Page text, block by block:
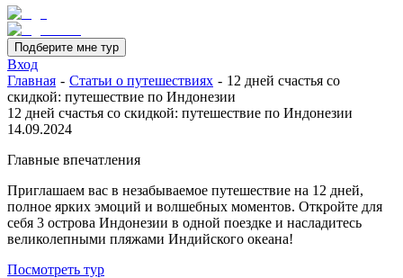
Подберите мне тур
Вход
Главная - Статьи о путешествиях - 12 дней счастья со
скидкой: путешествие по Индонезии
12 дней счастья со скидкой: путешествие по Индонезии
14.09.2024
Главные впечатления
Приглашаем вас в незабываемое путешествие на 12 дней,
полное ярких эмоций и волшебных моментов. Откройте для
себя 3 острова Индонезии в одной поездке и насладитесь
великолепными пляжами Индийского океана!
Посмотреть тур